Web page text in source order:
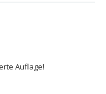
Auflage!